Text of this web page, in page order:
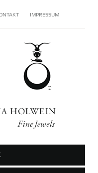
IMPRESSUM